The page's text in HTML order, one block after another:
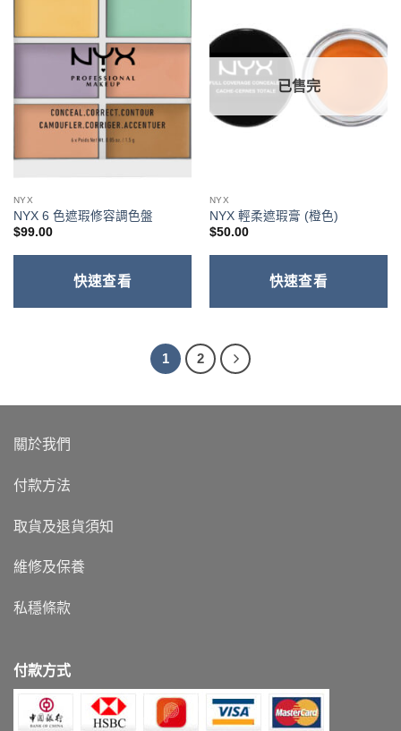
NYX
NYX 6 色遮瑕修容調色盤
$99.00
快速查看
已售完
NYX
NYX 輕柔遮瑕膏 (橙色)
$50.00
快速查看
1 2
關於我們
付款方法
取貨及退貨須知
維修及保養
私穩條款
付款方式